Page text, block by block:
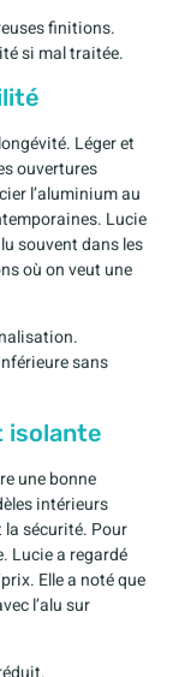
finitions.
si mal traitée.
Léger et
ouvertures
l’aluminium au
Lucie
souvent dans les
où on veut une
sans
isolante
une bonne
intérieurs
sécurité. Pour
Lucie a regardé
Elle a noté que
l’alu sur